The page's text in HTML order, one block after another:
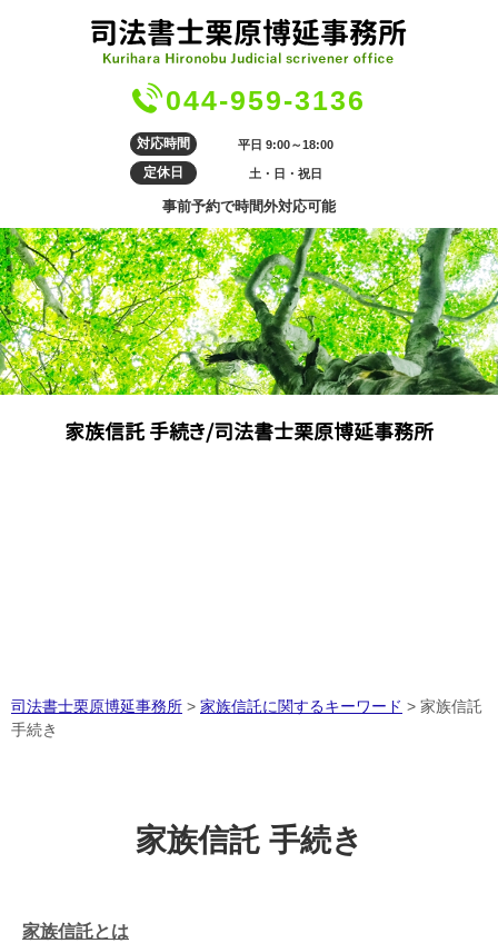
044-959-3136
対応時間 平日 9:00～18:00
定休日 土・日・祝日
事前予約で時間外対応可能
家族信託 手続き/司法書士栗原博延事務所
司法書士栗原博延事務所 > 家族信託に関するキーワード > 家族信託
手続き
家族信託 手続き
家族信託とは